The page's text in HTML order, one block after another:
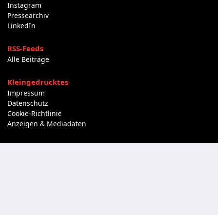
Instagram
Pressearchiv
LinkedIn
RSS-Feeds
Alle Beiträge
Kleingedrucktes
Impressum
Datenschutz
Cookie-Richtlinie
Anzeigen & Mediadaten